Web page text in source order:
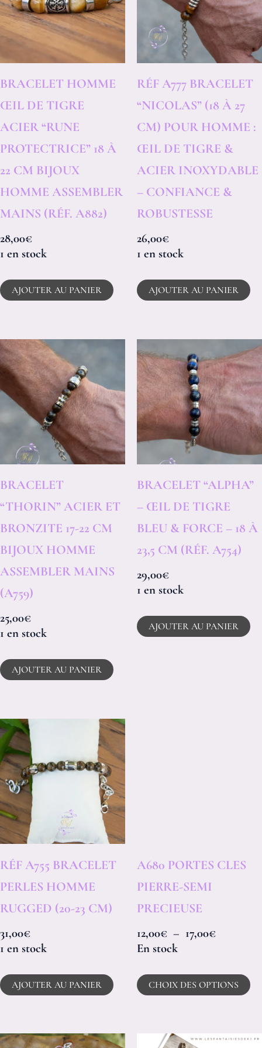
BRACELET HOMME
ŒIL DE TIGRE
ACIER “RUNE
PROTECTRICE” 18 À
22 CM BIJOUX
HOMME ASSEMBLER
MAINS (RÉF. A882)
28,00€
1 en stock
AJOUTER AU PANIER
RÉF A777 BRACELET
“NICOLAS” (18 À 27
CM) POUR HOMME :
ŒIL DE TIGRE &
ACIER INOXYDABLE
– CONFIANCE &
ROBUSTESSE
26,00€
1 en stock
AJOUTER AU PANIER
BRACELET
“THORIN” ACIER ET
BRONZITE 17-22 CM
BIJOUX HOMME
ASSEMBLER MAINS
(A759)
25,00€
1 en stock
AJOUTER AU PANIER
BRACELET “ALPHA”
– ŒIL DE TIGRE
BLEU & FORCE – 18 À
23,5 CM (RÉF. A754)
29,00€
1 en stock
AJOUTER AU PANIER
RÉF A755 BRACELET
PERLES HOMME
RUGGED (20-23 CM)
31,00€
1 en stock
AJOUTER AU PANIER
A680 PORTES CLES
PIERRE-SEMI
PRECIEUSE
12,00€ – 17,00€
En stock
CHOIX DES OPTIONS
Plage Ce
Plage